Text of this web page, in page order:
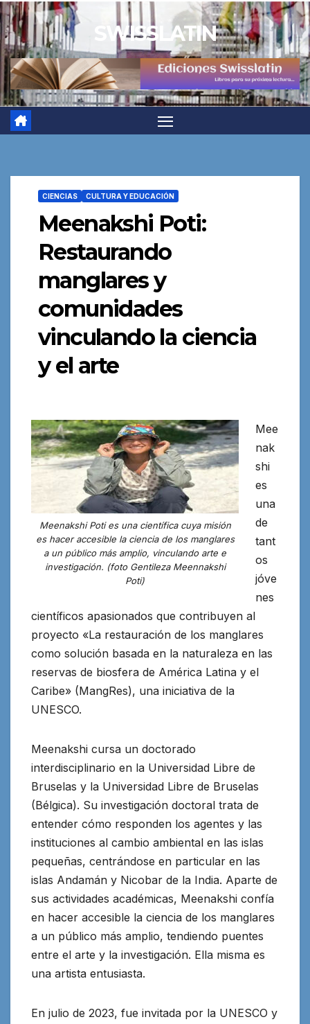
Saltar
al
contenido
SWISSLATIN
CIENCIAS CULTURA Y EDUCACIÓN
Meenakshi Poti:
Restaurando
manglares y
comunidades
vinculando la ciencia
y el arte
Meenakshi Poti es una científica cuya misión
es hacer accesible la ciencia de los manglares
a un público más amplio, vinculando arte e
investigación. (foto Gentileza Meennakshi
Poti)
Mee
nak
shi
es
una
de
tant
os
jóve
nes
científicos apasionados que contribuyen al
proyecto «La restauración de los manglares
como solución basada en la naturaleza en las
reservas de biosfera de América Latina y el
Caribe» (MangRes), una iniciativa de la
UNESCO.
Meenakshi cursa un doctorado
interdisciplinario en la Universidad Libre de
Bruselas y la Universidad Libre de Bruselas
(Bélgica). Su investigación doctoral trata de
entender cómo responden los agentes y las
instituciones al cambio ambiental en las islas
pequeñas, centrándose en particular en las
islas Andamán y Nicobar de la India. Aparte de
sus actividades académicas, Meenakshi confía
en hacer accesible la ciencia de los manglares
a un público más amplio, tendiendo puentes
entre el arte y la investigación. Ella misma es
una artista entusiasta.
En julio de 2023, fue invitada por la UNESCO y